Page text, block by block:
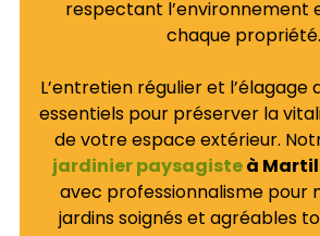
respectant l’environnement
chaque propriété.
L’entretien régulier et l’élagage
essentiels pour préserver la
de votre espace extérieur.
jardinier paysagisteà
avec professionnalisme pour
jardins soignés et agréables